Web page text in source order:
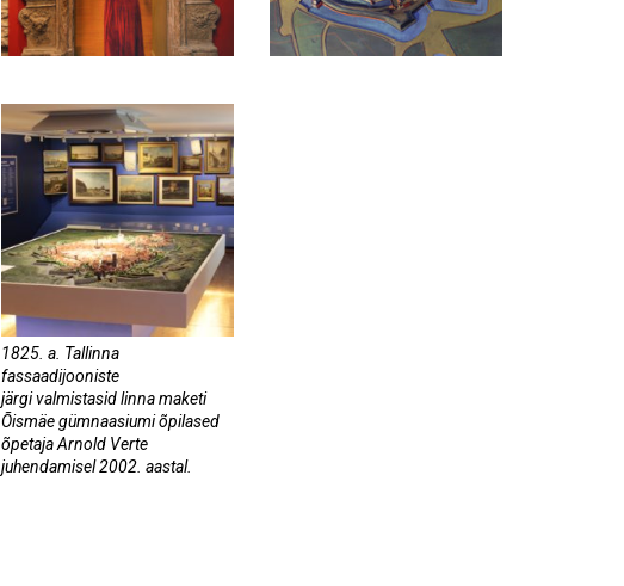
1825. a. Tallinna
fassaadijooniste
järgi valmistasid linna maketi
Õismäe gümnaasiumi õpilased
õpetaja Arnold Verte
juhendamisel 2002. aastal.